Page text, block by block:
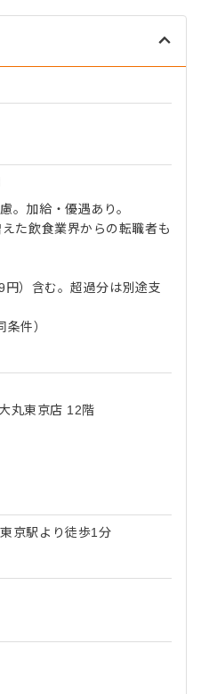
。加給・優遇あり。
た飲食業界からの転職者も
）含む。超過分は別途支
件）
丸東京店 12階
京駅より徒歩1分